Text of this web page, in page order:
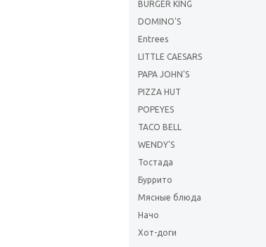
BURGER KING
DOMINO'S
Entrees
LITTLE CAESARS
PAPA JOHN'S
PIZZA HUT
POPEYES
TACO BELL
WENDY'S
Тостада
Буррито
Мясные блюда
Начо
Хот-доги